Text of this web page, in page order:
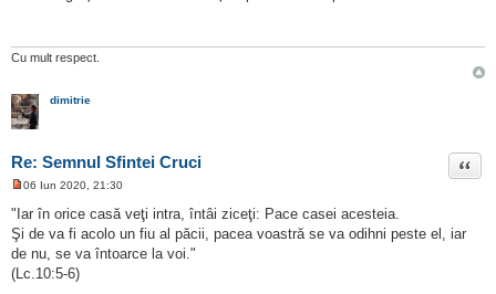
e
t
i
t
Cu mult respect.
dimitrie
Re: Semnul Sfintei Cruci Citat
e
s
a
j
n
e
06 Iun 2020, 21:30
"Iar în orice casă veţi intra, întâi ziceţi: Pace casei acesteia.
Şi de va fi acolo un fiu al păcii, pacea voastră se va odihni peste el, iar
de nu, se va întoarce la voi."
(Lc.10:5-6)